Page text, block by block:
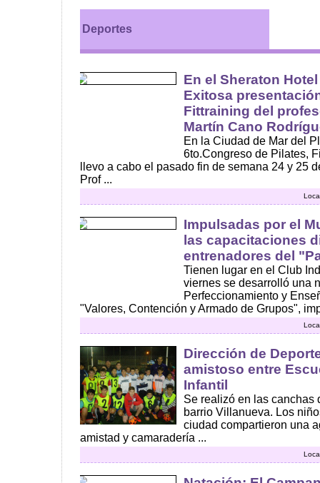
Deportes
En el Sheraton
Exitosa
Fittraining del
Martín Cano
En la Ciudad de Mar del
6to.Congreso de Pilates,
llevo a cabo el pasado fin de semana 24 y 25
Prof ...
Impulsadas por el
las capacitaciones
entrenadores del
Tienen lugar en el Club
viernes se desarrolló una
Perfeccionamiento y
"Valores, Contención y Armado de Grupos",
Dirección de
amistoso entre
Infantil
Se realizó en las canchas
barrio Villanueva. Los
ciudad compartieron una
amistad y camaradería ...